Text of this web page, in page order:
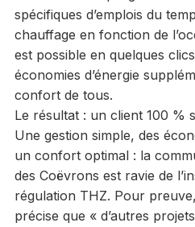
spécifiques d’emplois du
chauffage en fonction de
est possible en quelques
économies d’énergie
confort de tous.
Le résultat : un client 100 %
Une gestion simple, des
un confort optimal : la
des Coëvrons est ravie de
régulation THZ. Pour
précise que « d’autres